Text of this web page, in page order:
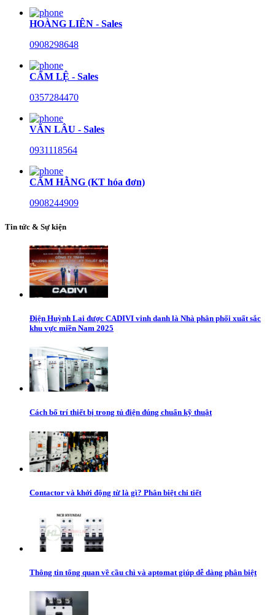
HOÀNG LIÊN - Sales
0908298648
CẨM LỆ - Sales
0357284470
VĂN LÂU - Sales
0931118564
CẨM HẰNG (KT hóa đơn)
0908244909
Tin tức & Sự kiện
Điện Huỳnh Lai được CADIVI vinh danh là Nhà phân phối xuất sắc
khu vực miền Nam 2025
Cách bố trí thiết bị trong tủ điện đúng chuẩn kỹ thuật
Contactor và khởi động từ là gì? Phân biệt chi tiết
Thông tin tổng quan về cầu chì và aptomat giúp dễ dàng phân biệt